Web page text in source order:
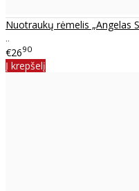
Nuotraukų rėmelis „Angelas
..
€2690
Į krepšelį